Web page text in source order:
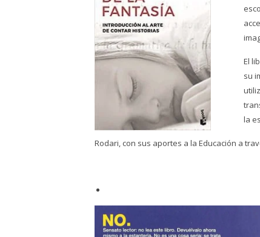
El
su
la
Rodari, con sus aportes a la Educación a